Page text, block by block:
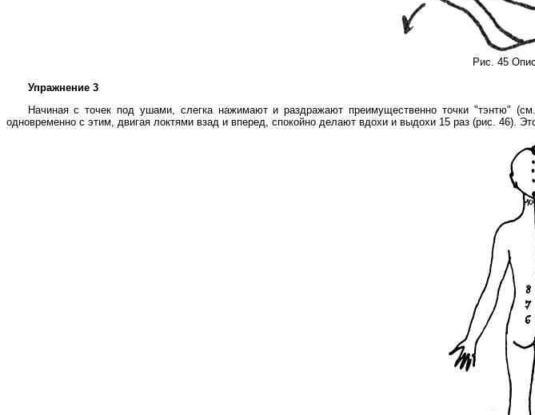
Рис. 45
Упражнение 3
Начиная с точек под ушами, слегка нажимают и раздражают преимущественно точки "тэнтю"
одновременно с этим, двигая локтями взад и вперед, спокойно делают вдохи и выдохи 15 раз (рис. 46).